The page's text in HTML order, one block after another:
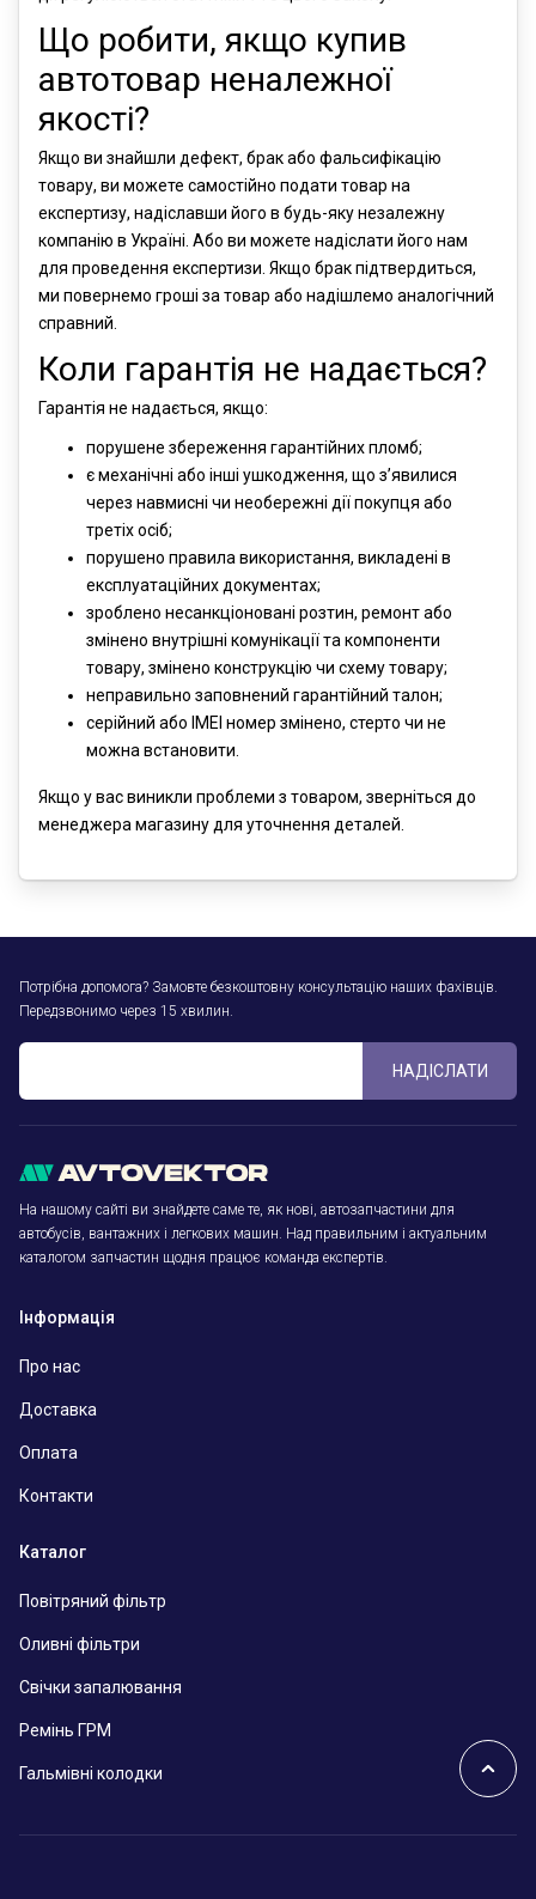
Що робити, якщо купив
автотовар неналежної
якості?
Якщо ви знайшли дефект, брак або фальсифікацію
товару, ви можете самостійно подати товар на
експертизу, надіславши його в будь-яку незалежну
компанію в Україні. Або ви можете надіслати його нам
для проведення експертизи. Якщо брак підтвердиться,
ми повернемо гроші за товар або надішлемо аналогічний
справний.
Коли гарантія не надається?
Гарантія не надається, якщо:
порушене збереження гарантійних пломб;
є механічні або інші ушкодження, що з’явилися
через навмисні чи необережні дії покупця або
третіх осіб;
порушено правила використання, викладені в
експлуатаційних документах;
зроблено несанкціоновані розтин, ремонт або
змінено внутрішні комунікації та компоненти
товару, змінено конструкцію чи схему товару;
неправильно заповнений гарантійний талон;
серійний або IMEI номер змінено, стерто чи не
можна встановити.
Якщо у вас виникли проблеми з товаром, зверніться до
менеджера магазину для уточнення деталей.
Потрібна допомога? Замовте безкоштовну консультацію наших фахівців.
Передзвонимо через 15 хвилин.
НАДІСЛАТИ
На нашому сайті ви знайдете саме те, як нові, автозапчастини для
автобусів, вантажних і легкових машин. Над правильним і актуальним
каталогом запчастин щодня працює команда експертів.
Інформація
Про нас
Доставка
Оплата
Контакти
Каталог
Повітряний фільтр
Оливні фільтри
Свічки запалювання
Ремінь ГРМ
Гальмівні колодки